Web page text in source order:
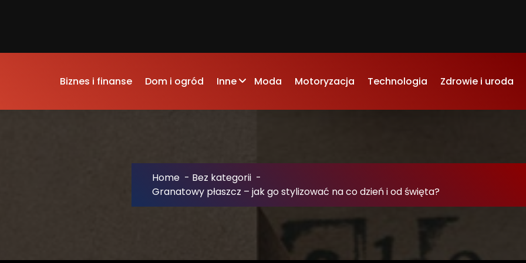
Biznes i finanse Dom i ogród Inne Moda Motoryzacja Technologia Zdrowie i uroda
Home - Bez kategorii -
Granatowy płaszcz – jak go stylizować na co dzień i od święta?